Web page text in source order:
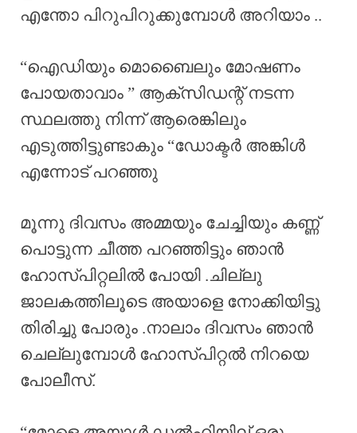
എന്തോ പിറുപിറുക്കുമ്പോൾ അറിയാം ..
“ഐഡിയും മൊബൈലും മോഷണം
പോയതാവാം ” ആക്സിഡന്റ് നടന്ന
സ്ഥലത്തു നിന്ന് ആരെങ്കിലും
എടുത്തിട്ടുണ്ടാകും “ഡോക്ടർ അങ്കിൾ
എന്നോട് പറഞ്ഞു
മൂന്നു ദിവസം അമ്മയും ചേച്ചിയും കണ്ണ്
പൊട്ടുന്ന ചീത്ത പറഞ്ഞിട്ടും ഞാൻ
ഹോസ്പിറ്റലിൽ പോയി .ചില്ലു
ജാലകത്തിലൂടെ അയാളെ നോക്കിയിട്ടു
തിരിച്ചു പോരും .നാലാം ദിവസം ഞാൻ
ചെല്ലുമ്പോൾ ഹോസ്പിറ്റൽ നിറയെ
പോലീസ്.